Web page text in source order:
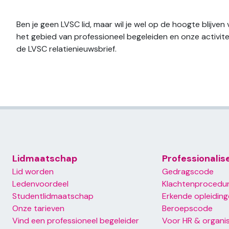
Ben je geen LVSC lid, maar wil je wel op de hoogte
het gebied van professioneel begeleiden en onze
de LVSC relatienieuwsbrief.
Footer primary menu
Lidmaatschap
Lid worden
Ledenvoordeel
Studentlidmaatschap
Onze tarieven
Vind een professioneel begeleider
Footer
Gedragscode
Erkende
Beroepscode
Voor HR &